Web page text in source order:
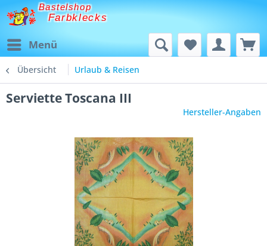
Bastelshop
Farbklecks
Menü
Übersicht Urlaub & Reisen
Serviette Toscana III
Hersteller-Angaben